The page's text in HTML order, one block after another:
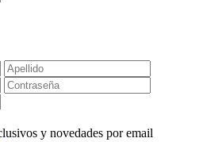
y novedades por email